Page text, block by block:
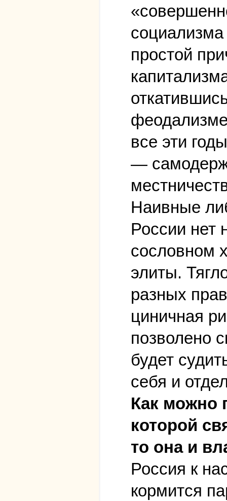
социализма
простой
все эти
—
Наивные
России нет
сословном
элиты.
разных
циничная
позволено
будет
себя и
Как можно
которой
то она и
Россия к
кормится